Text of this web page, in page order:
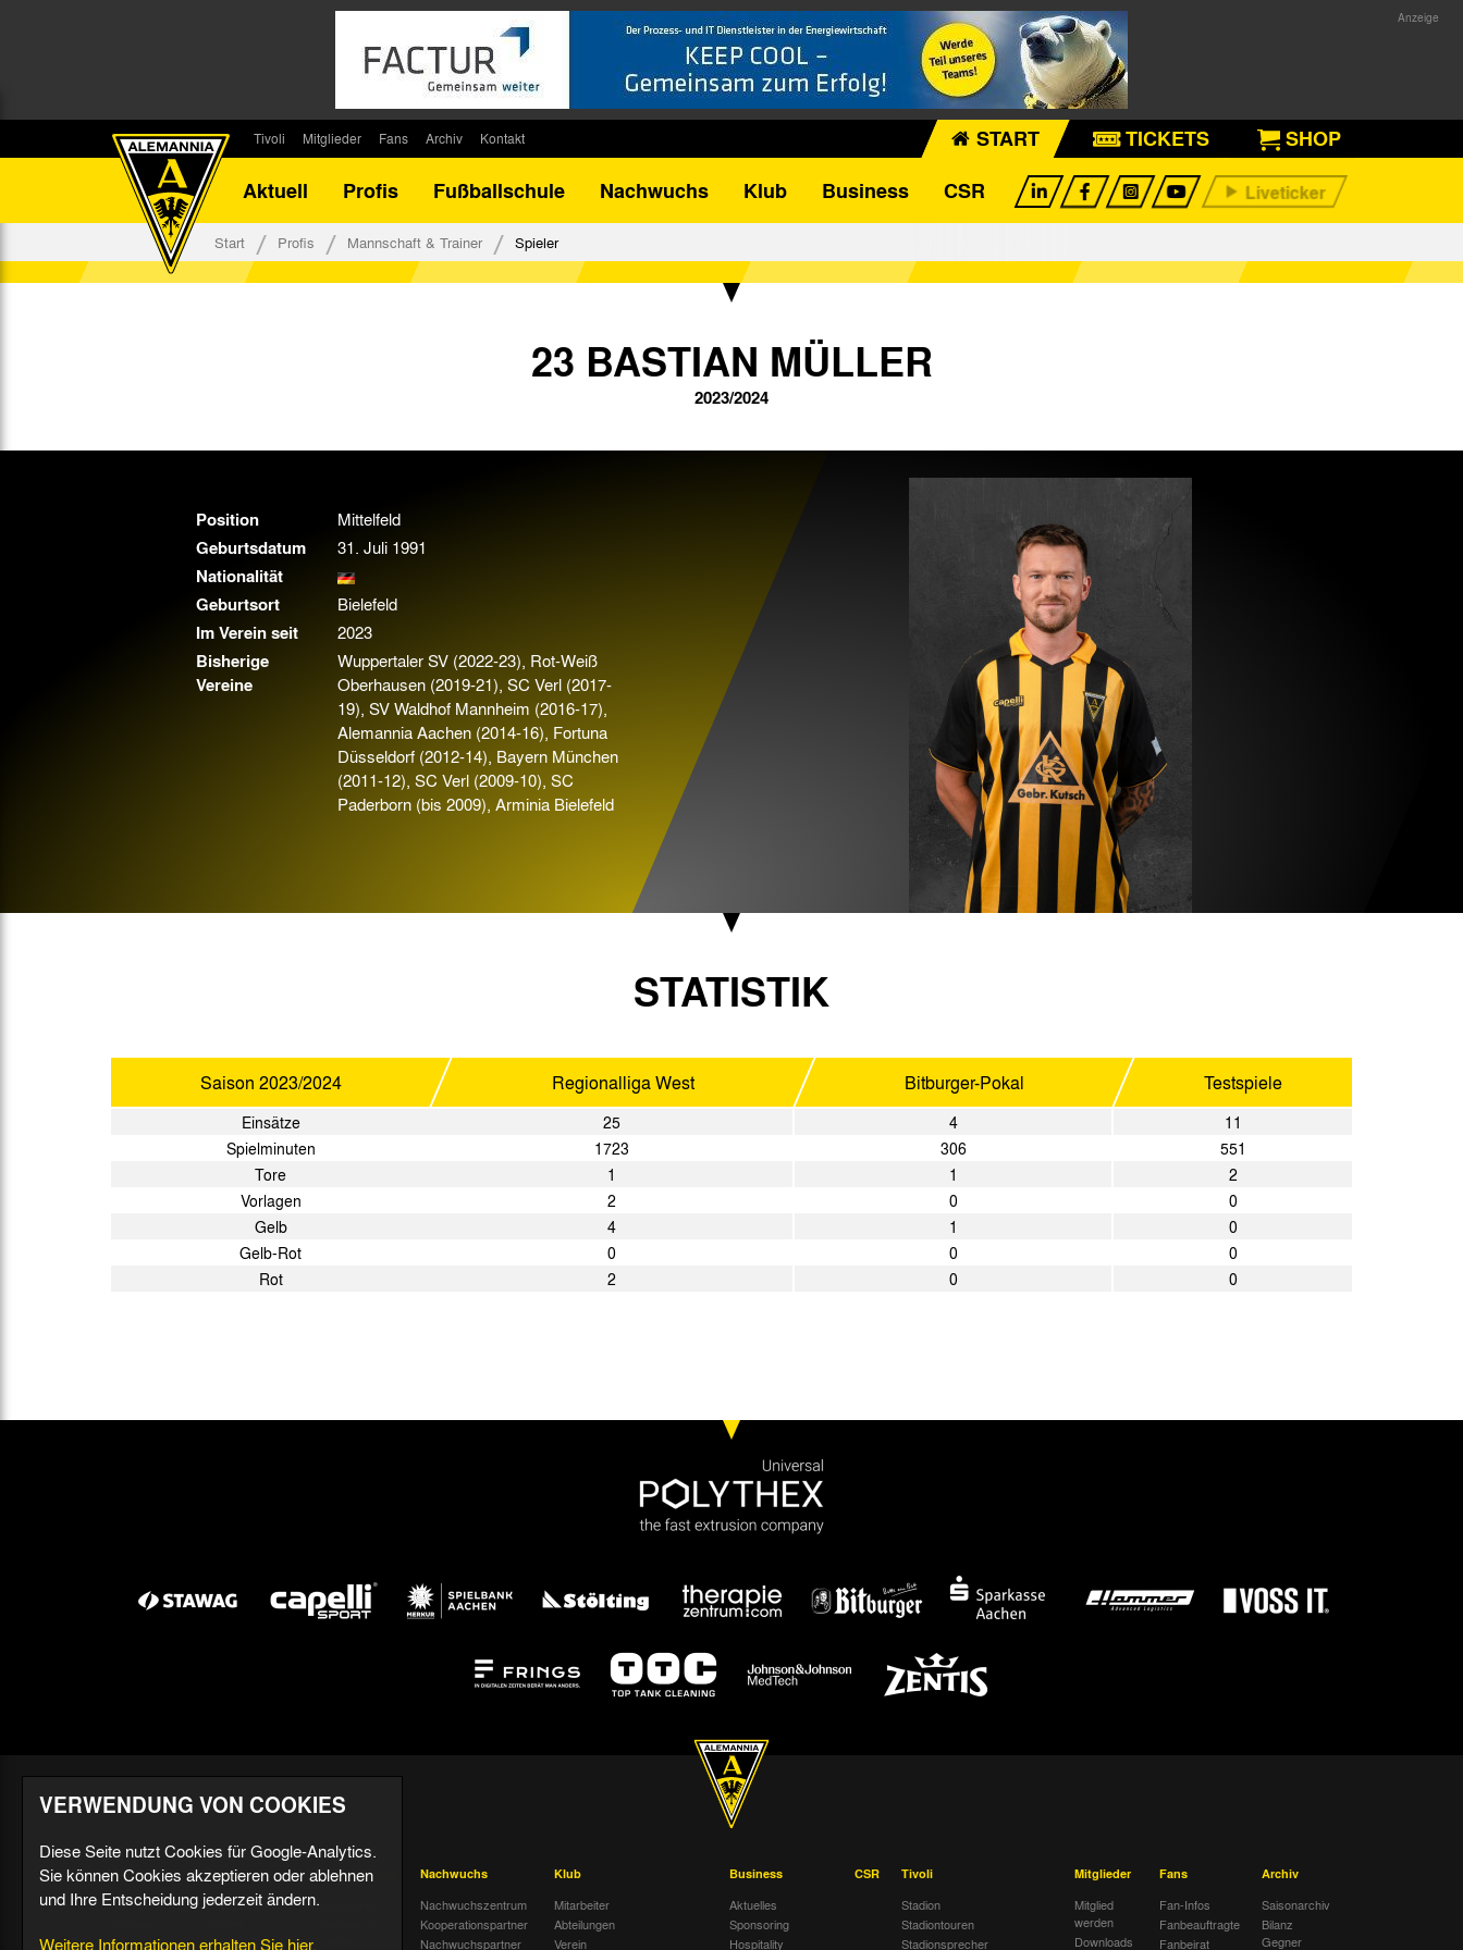
Tivoli
Stadionsprecher
Mitglieder
Kontakt
Fans
Fanbeirat
Fan-Klubs
Archiv
Bilanz DFB-Pokal
Kontakt START TICKETS
SHOP
Aktuell
Profis Fußballschule Nachwuchs Klub Business CSR
Start Profis Mannschaft & Trainer Spieler
23 BASTIAN MÜLLER
2023/2024
Position
Mittelfeld
Geburtsdatum
31. Juli 1991
Nationalität
Geburtsort
Bielefeld
Im Verein seit
2023
Bisherige
Vereine
Wuppertaler SV (2022-23), Rot-Weiß
Oberhausen (2019-21), SC Verl (2017-
19), SV Waldhof Mannheim (2016-17),
Alemannia Aachen (2014-16), Fortuna
Düsseldorf (2012-14), Bayern München
(2011-12), SC Verl (2009-10), SC
Paderborn (bis 2009), Arminia Bielefeld
STATISTIK
Saison 2023/2024 Regionalliga West Bitburger-Pokal Testspiele
Einsätze 25 4
11
Spielminuten
1723 306
551
Tore
1 1
2
Vorlagen
2 0
0
Gelb
4 1
0
Gelb-Rot
0 0
0
Rot
2 0 0
Aktuell
Nachrichten
Tivoli Echo
Profis
Mannschaft &
Spiele & Tabelle
Fußballschule
Datenschutz
Nachwuchs
Nachwuchszentrum
Kooperationspartner
Nachwuchspartner
Klub
Mitarbeiter
Abteilungen
Verein
Business
Aktuelles
Sponsoring
Hospitality
CSR
Tivoli
Stadion
Stadiontouren
Stadionsprecher
Mitglieder
Mitglied
werden
Downloads
Fans
Fan-Infos
Fanbeauftragte
Fanbeirat
Archiv
Saisonarchiv
Bilanz
Gegner
VERWENDUNG VON COOKIES
Diese Seite nutzt Cookies für Google-Analytics.
Sie können Cookies akzeptieren oder ablehnen
und Ihre Entscheidung jederzeit ändern.
Weitere Informationen erhalten Sie hier.